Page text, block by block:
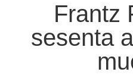
Frantz
sesenta